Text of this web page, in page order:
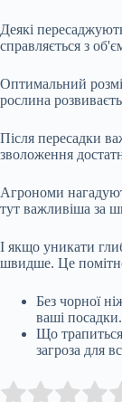
Деякі
справляється з
Оптимальний
рослина
Після пересадки
зволоження
Агрономи
тут важливіша за
І якщо уникати
швидше. Це
Без чорної
ваші посадки.
Що
загроза для
Rate this item: